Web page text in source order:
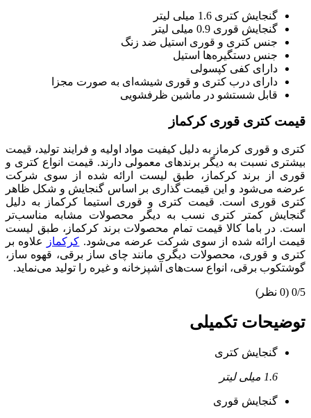
گنجایش کتری 1.6 میلی لیتر
گنجایش قوری 0.9 میلی لیتر
جنس کتری و قوری استیل ضد زنگ
جنس دستگیره‌ها استیل
دارای کفی کپسولی
دارای درب کتری و قوری شیشه‌ای به صورت مجزا
قابل شستشو در ماشین ظرفشویی
قیمت کتری قوری کرکماز
کتری و قوری کرماز به دلیل کیفیت مواد اولیه و فرایند تولید، قیمت
بیشتری نسبت به دیگر برندهای معمولی دارند. قیمت انواع کتری و
قوری از برند کرکماز، طبق لیست ارائه شده از سوی شرکت
عرضه می‌شود و این قیمت گذاری بر اساس گنجایش و شکل ظاهر
کتری قوری است. قیمت کتری و قوری استیما کرکماز به دلیل
گنجایش کمتر کتری نسب به دیگر محصولات مشابه مناسب‌تر
است. در باما کالا قیمت تمام محصولات برند کرکماز، طبق لیست
قیمت ارائه شده از سوی شرکت عرضه می‌شود. کرکماز
علاوه بر
کتری و قوری، محصولات دیگری مانند چای ساز برقی، قهوه ساز،
گوشتکوب برقی، انواع ست‌های آشپزخانه و غیره را تولید می‌نماید.
0/5 (0 نظر)
توضیحات تکمیلی
گنجایش کتری
1.6 میلی لیتر
گنجایش قوری